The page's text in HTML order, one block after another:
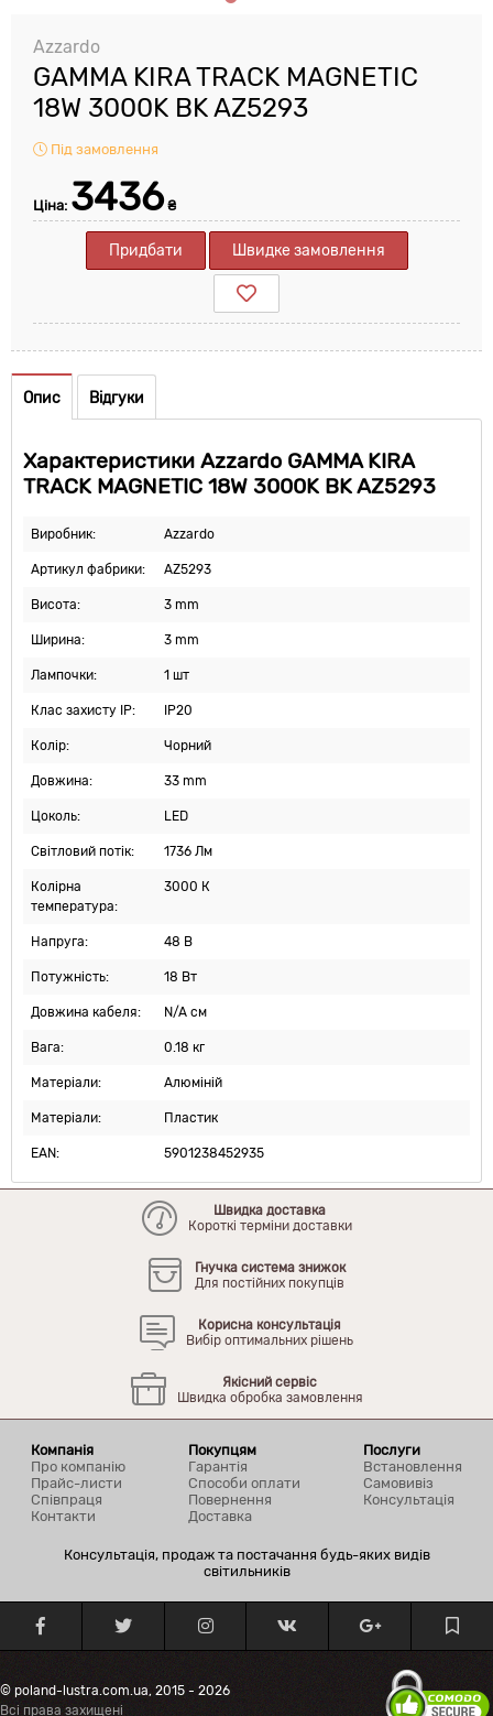
Azzardo
GAMMA KIRA TRACK MAGNETIC
18W 3000K BK AZ5293
Під замовлення
Ціна: 3436₴
Придбати Швидке замовлення
Опис Відгуки
Характеристики Azzardo GAMMA KIRA
TRACK MAGNETIC 18W 3000K BK AZ5293
Виробник: Azzardo
Артикул фабрики: AZ5293
Висота: 3 mm
Ширина: 3 mm
Лампочки: 1 шт
Клас захисту IP: IP20
Колір: Чорний
Довжина: 33 mm
Цоколь: LED
Світловий потік: 1736 Лм
Колірна
температура:
3000 К
Напруга: 48 В
Потужність: 18 Вт
Довжина кабеля: N/A см
Вага: 0.18 кг
Матеріали: Алюміній
Матеріали: Пластик
EAN: 5901238452935
Швидка доставка
Короткі терміни доставки
Гнучка система знижок
Для постійних покупців
Корисна консультація
Вибір оптимальних рішень
Якісний сервіс
Швидка обробка замовлення
Компанія
Про компанію
Прайс-листи
Співпраця
Контакти
Покупцям
Гарантія
Способи оплати
Повернення
Доставка
Послуги
Встановлення
Самовивіз
Консультація
Консультація, продаж та постачання будь-яких видів
світильників
© poland-lustra.com.ua, 2015 - 2026
Всі права захищені